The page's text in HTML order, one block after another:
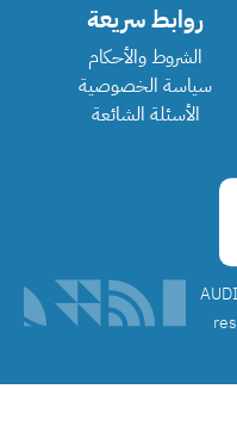
روابط سريعة
الشروط والأحكام
سياسة الخصوصية
الأسئلة الشائعة
©️